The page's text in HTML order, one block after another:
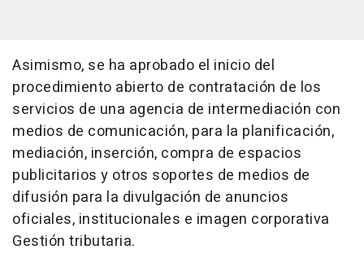
Asimismo, se ha aprobado el inicio del
procedimiento abierto de contratación de los
servicios de una agencia de intermediación con
medios de comunicación, para la planificación,
mediación, inserción, compra de espacios
publicitarios y otros soportes de medios de
difusión para la divulgación de anuncios
oficiales, institucionales e imagen corporativa
Gestión tributaria.